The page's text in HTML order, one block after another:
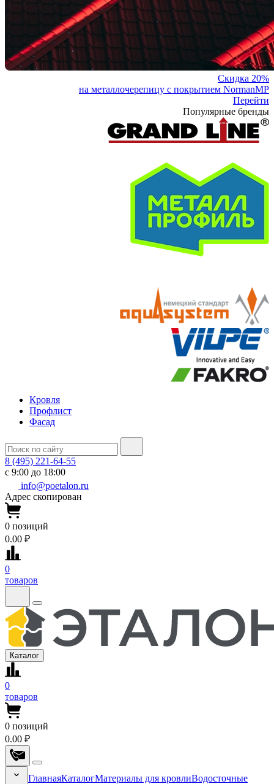
Скидка 20%
на металлочерепицу с покрытием NormanMP
Перейти
Популярные бренды
Кровля
Профлист
Фасад
8 (495) 221-64-55
с 9:00 до 18:00
info@poetalon.ru
Адрес скопирован
0 позиций
0.00 ₽
0
товаров
Каталог
0
товаров
0 позиций
0.00 ₽
ГлавнаяКаталогМатериалы для кровлиВодосточные